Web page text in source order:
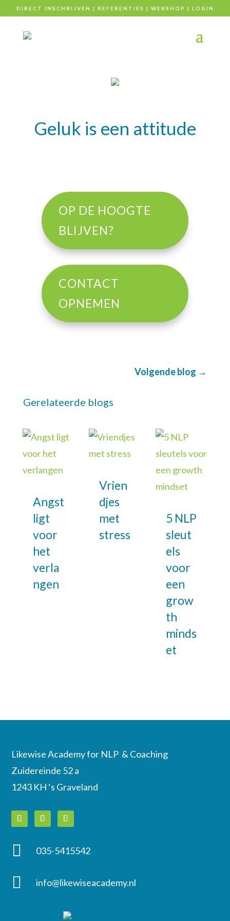
DIRECT INSCHRIJVEN | REFERENTIES | WEBSHOP | LOGIN
Geluk is een attitude
OP DE HOOGTE
BLIJVEN?
CONTACT
OPNEMEN
Volgende blog →
Gerelateerde blogs
Angst
ligt
voor
het
verla
ngen
Vrien
djes
met
stress
5 NLP
sleut
els
voor
een
grow
th
minds
et
Likewise Academy for NLP & Coaching
Zuidereinde 52 a
1243 KH ‘s Graveland
 035-5415542
 info@likewiseacademy.nl